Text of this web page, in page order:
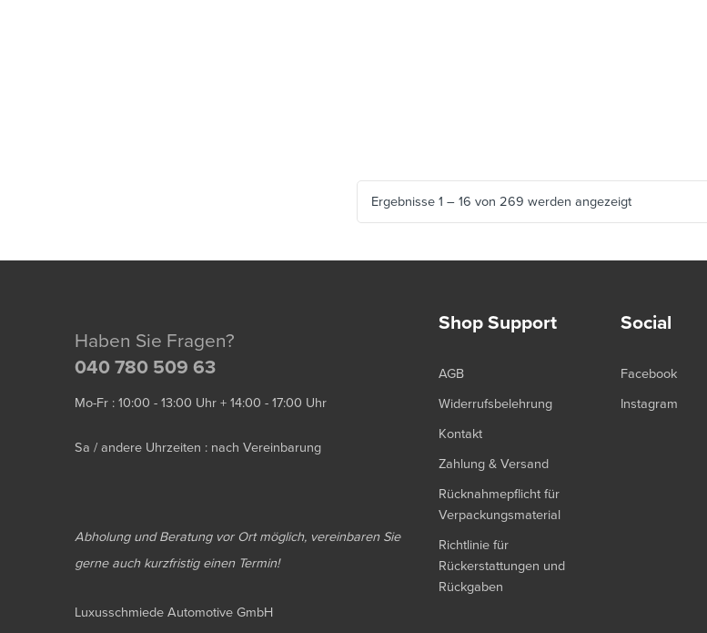
Ergebnisse 1 – 16 von 269 werden angezeigt
Haben Sie Fragen?
040 780 509 63
Mo-Fr : 10:00 - 13:00 Uhr + 14:00 - 17:00 Uhr
Sa / andere Uhrzeiten : nach Vereinbarung
Abholung und Beratung vor Ort möglich, vereinbaren Sie
gerne auch kurzfristig einen Termin!
Luxusschmiede Automotive GmbH
Shop Support
AGB
Widerrufsbelehrung
Kontakt
Zahlung & Versand
Rücknahmepflicht für
Verpackungsmaterial
Richtlinie für
Rückerstattungen und
Rückgaben
Social
Facebook
Instagram